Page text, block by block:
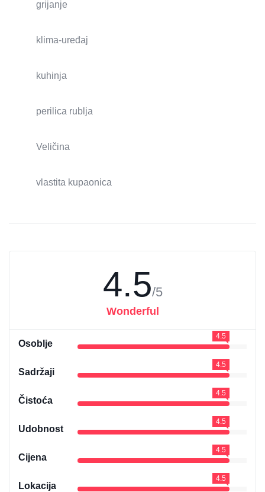
grijanje
klima-uređaj
kuhinja
perilica rublja
Veličina
vlastita kupaonica
4.5/5
Wonderful
Osoblje
4.5
Sadržaji
4.5
Čistoća
4.5
Udobnost
4.5
Cijena
4.5
Lokacija
4.5